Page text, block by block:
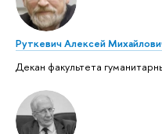
Руткевич Алексей
Декан факультета